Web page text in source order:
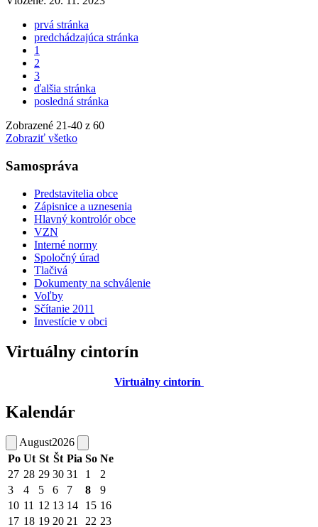
prvá stránka
predchádzajúca stránka
1
2
3
ďalšia stránka
posledná stránka
Zobrazené 21-40 z 60
Zobraziť všetko
Samospráva
Predstavitelia obce
Zápisnice a uznesenia
Hlavný kontrolór obce
VZN
Interné normy
Spoločný úrad
Tlačivá
Dokumenty na schválenie
Voľby
Sčítanie 2011
Investície v obci
Virtuálny cintorín
Virtuálny cintorín
Kalendár
August2026
Po Ut St Št Pia So Ne
27 28 29 30 31 1
2
3
4 5 6 7 8
9
10 11 12 13 14 15 16
17 18 19 20 21 22 23